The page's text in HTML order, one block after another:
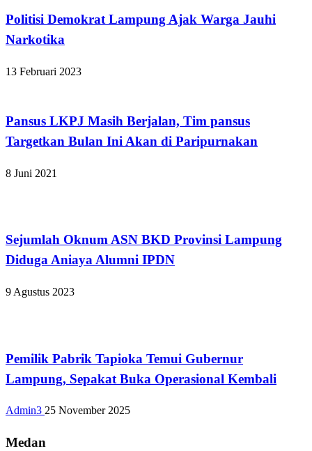
Politisi Demokrat Lampung Ajak Warga Jauhi
Narkotika
13 Februari 2023
Pansus LKPJ Masih Berjalan, Tim pansus
Targetkan Bulan Ini Akan di Paripurnakan
8 Juni 2021
Sejumlah Oknum ASN BKD Provinsi Lampung
Diduga Aniaya Alumni IPDN
9 Agustus 2023
Pemilik Pabrik Tapioka Temui Gubernur
Lampung, Sepakat Buka Operasional Kembali
Admin3 25 November 2025
Medan